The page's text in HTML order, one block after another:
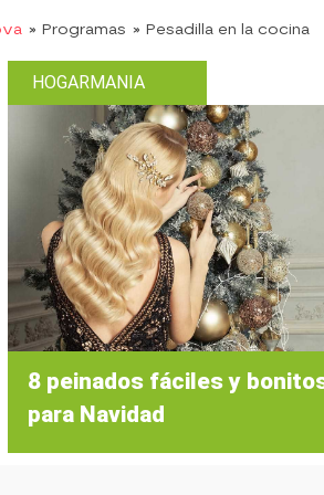
» Programas » Pesadilla en la cocina
HOGARMANIA
8 peinados fáciles y
para Navidad